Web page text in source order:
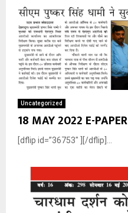
Uncategorized
18 MAY 2022 E-PAPER
[dflip id=”36753″ ][/dflip]...